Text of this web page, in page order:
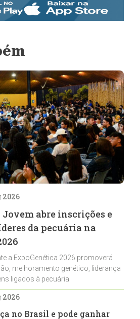
2026
abre inscrições e
da pecuária na
a ExpoGenética 2026 promoverá
melhoramento genético, liderança
ligados à pecuária
2026
no Brasil e pode ganhar